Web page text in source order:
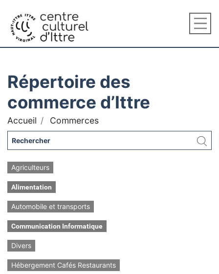
Répertoire des
commerce d’Ittre
Accueil Commerces
Agriculteurs
Alimentation
Automobile et transports
Communication Informatique
Divers
Hébergement Cafés Restaurants